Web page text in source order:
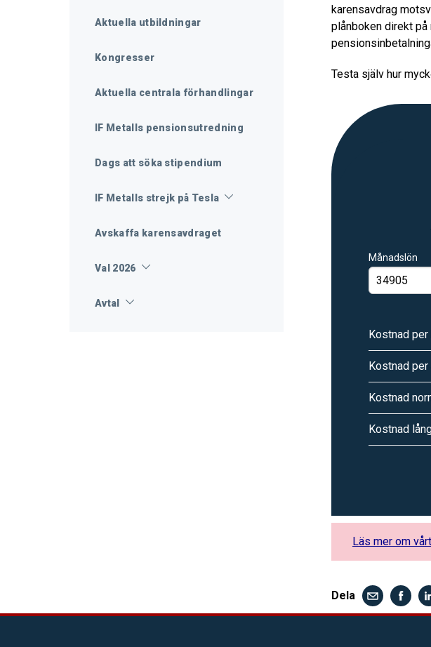
Aktuella utbildningar
Kongresser
Aktuella centrala förhandlingar
IF Metalls pensionsutredning
Dags att söka stipendium
IF Metalls strejk på Tesla
Avskaffa karensavdraget
Val 2026
Avtal
karensavdrag
plånboken direkt
Testa själv hur
Månadslön
Kostnad per
Kostnad per
Kostnad
Kostnad
Läs mer om vårt
Dela